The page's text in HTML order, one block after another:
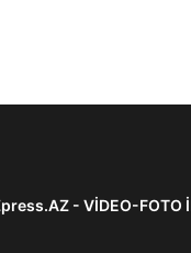
- VİDEO-FOTO